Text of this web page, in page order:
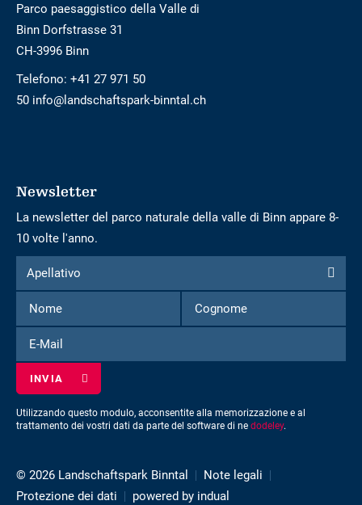
Parco paesaggistico della Valle di
Binn Dorfstrasse 31
CH-3996 Binn
Telefono: +41 27 971 50
50 info@landschaftspark-binntal.ch
Newsletter
La newsletter del parco naturale della valle di Binn appare 8-
10 volte l'anno.
Modulo
per
iscriversi
alla
newsletter
Apellativo
Apellativo
Nome
Cognome
Mail
Utilizzando questo modulo, acconsentite alla memorizzazione e al
trattamento dei vostri dati da parte del software di ne dodeley.
© 2026 Landschaftspark Binntal
Note legali
Protezione dei dati
powered by indual